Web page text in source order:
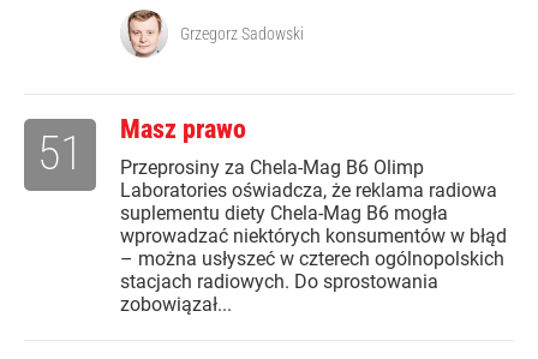
Grzegorz Sadowski
Masz prawo
Przeprosiny za Chela-Mag B6 Olimp
Laboratories oświadcza, że reklama radiowa
suplementu diety Chela-Mag B6 mogła
wprowadzać niektórych konsumentów w błąd
– można usłyszeć w czterech ogólnopolskich
stacjach radiowych. Do sprostowania
zobowiązał...
51